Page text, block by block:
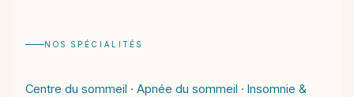
NOS SPÉCIALITÉS
Centre du sommeil · Apnée du sommeil · Insomnie &